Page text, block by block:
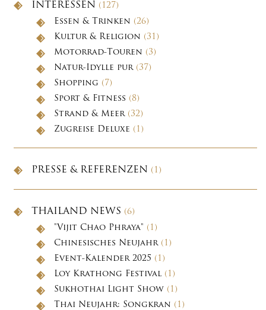
INTERESSEN (127)
Essen & Trinken (26)
Kultur & Religion (31)
Motorrad-Touren (3)
Natur-Idylle pur(37)
Shopping (7)
Sport & Fitness (8)
Strand & Meer(32)
Zugreise Deluxe (1)
PRESSE & REFERENZEN (1)
THAILAND NEWS (6)
"Vijit Chao Phraya" (1)
Chinesisches Neujahr(1)
Event-Kalender 2025 (1)
Loy Krathong Festival (1)
Sukhothai Light Show (1)
Thai Neujahr: Songkran (1)